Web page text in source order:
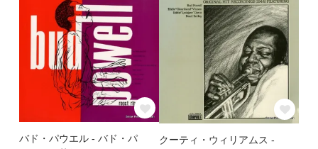
バド・パウエル - バド・パ
クーティ・ウィリアムス -